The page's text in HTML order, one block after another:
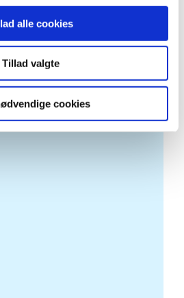
alle cookies
Tillad valgte
cookies